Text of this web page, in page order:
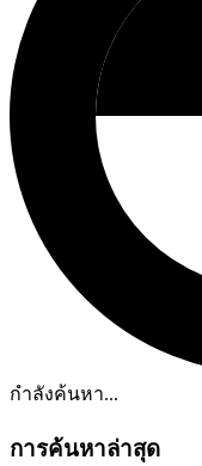
กำลังค้นหา...
การค้นหาล่าสุด